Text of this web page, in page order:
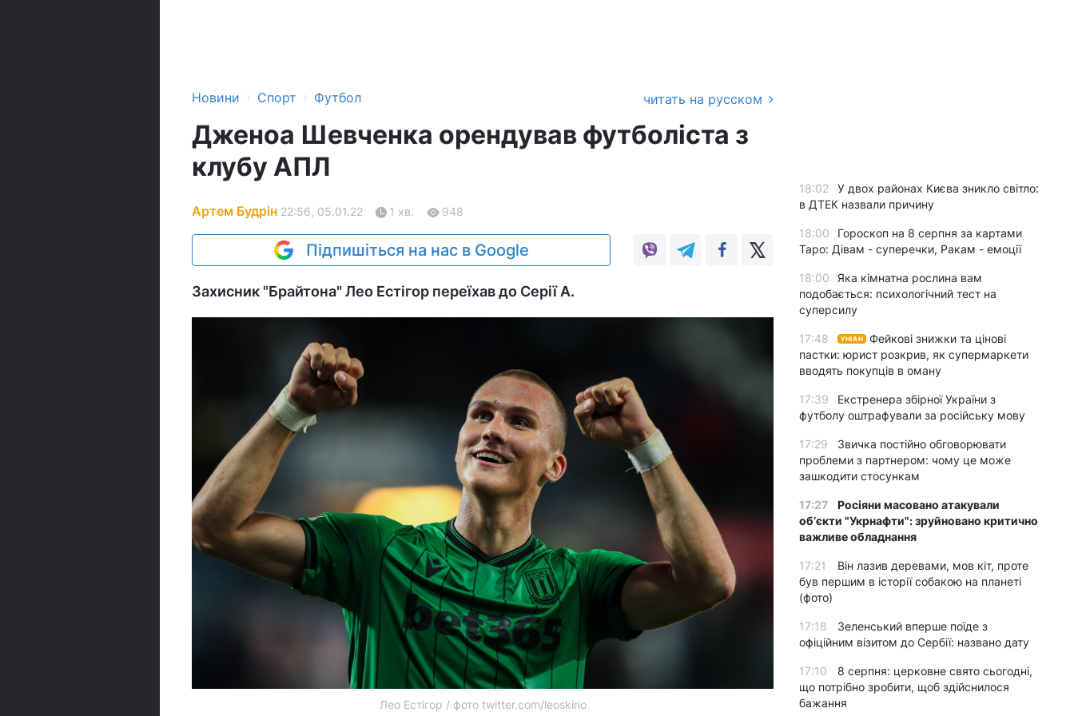
Новини › Спорт › Футбол читать на русском
Дженоа Шевченка орендував футболіста з
клубу АПЛ
Артем Будрін 22:56, 05.01.22 1 хв. 948
Підпишіться на нас в Google
Захисник "Брайтона" Лео Естігор переїхав до Серії А.
Лео Естігор / фото twitter.com/leoskirio
18:02
У двох районах Києва зникло світло:
в ДТЕК назвали причину
18:00
Гороскоп на 8 серпня за картами
Таро: Дівам - суперечки, Ракам - емоції
18:00
Яка кімнатна рослина вам
подобається: психологічний тест на
суперсилу
17:48 УНІАН
Фейкові знижки та цінові
пастки: юрист розкрив, як супермаркети
вводять покупців в оману
17:39
Екстренера збірної України з
футболу оштрафували за російську мову
17:29
Звичка постійно обговорювати
проблеми з партнером: чому це може
зашкодити стосункам
17:27
Росіяни масовано атакували
обʼєкти "Укрнафти": зруйновано критично
важливе обладнання
17:21
Він лазив деревами, мов кіт, проте
був першим в історії собакою на планеті
(фото)
17:18
Зеленський вперше поїде з
офіційним візитом до Сербії: названо дату
17:10
8 серпня: церковне свято сьогодні,
що потрібно зробити, щоб здійснилося
бажання